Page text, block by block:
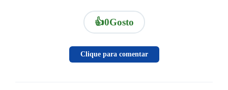
👍0Gosto
Clique para comentar